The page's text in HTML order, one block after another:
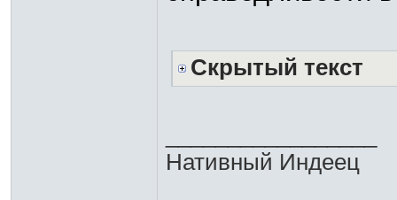
Скрытый текст
Нативный Индеец